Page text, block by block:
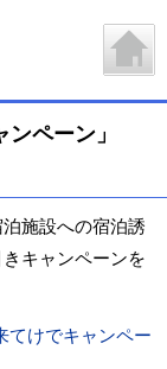
ペーン」
施設への宿泊誘
キャンペーンを
てけでキャンペー